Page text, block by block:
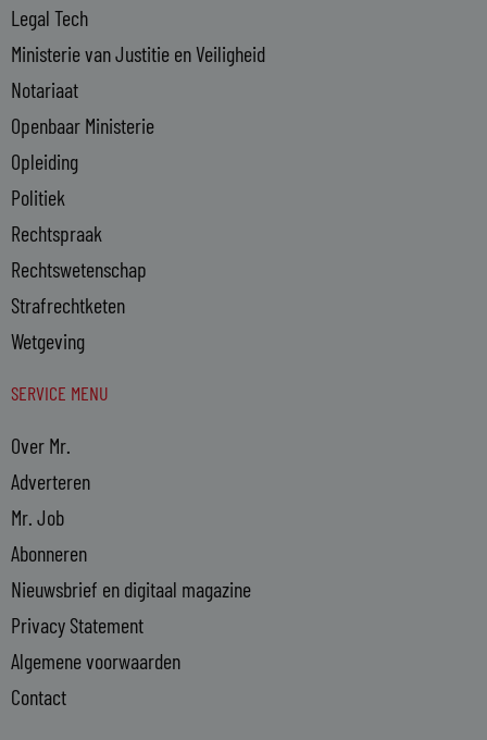
Legal Tech
Ministerie van Justitie en Veiligheid
Notariaat
Openbaar Ministerie
Opleiding
Politiek
Rechtspraak
Rechtswetenschap
Strafrechtketen
Wetgeving
SERVICE MENU
Over Mr.
Adverteren
Mr. Job
Abonneren
Nieuwsbrief en digitaal magazine
Privacy Statement
Algemene voorwaarden
Contact